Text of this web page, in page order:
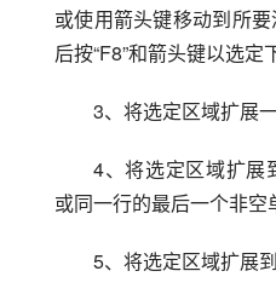
或使用箭头键移动到所
后按“F8”和箭头键以选
3、将选定区域扩展
4、将选定区域扩展
或同一行的最后一个非
5、将选定区域扩展